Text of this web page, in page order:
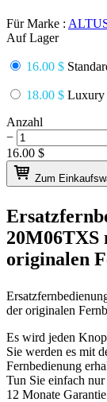
Für Marke :
Auf Lager
16.00 $
18.00 $ Luxury
Anzahl
−
16.00 $
Zum
20M06TXS
originalen
der originalen
Es wird jeden
Sie werden es mit
Fernbedienung
Tun Sie einfach
12 Monate